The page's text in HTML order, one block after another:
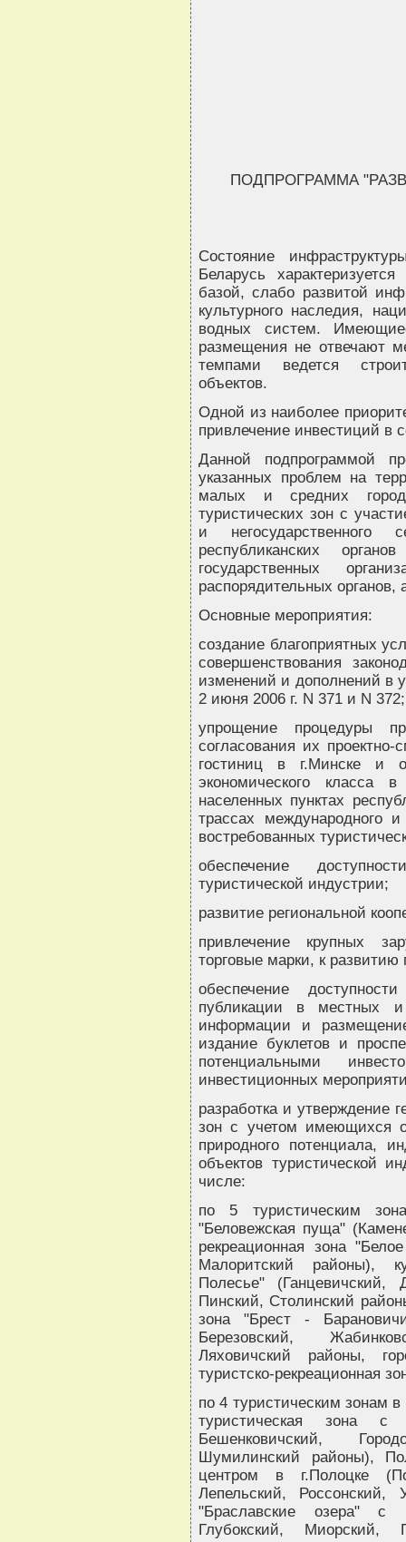
ПОДПРОГРАММА
Состояние
Беларусь
базой, слабо развитой
культурного наследия,
водных систем.
размещения не отвечают
темпами ведется
объектов.
Одной из наиболее
привлечение инвестиций в
Данной подпрограммой
указанных проблем на
малых и средних
туристических зон с
и
республиканских
государственных
распорядительных органов,
Основные мероприятия:
создание благоприятных
совершенствования
изменений и дополнений в
2 июня 2006 г. N 371 и N 372;
упрощение процедуры
согласования их проектно-
гостиниц в г.Минске и
экономического
населенных пунктах
трассах международного
востребованных
обеспечение
туристической индустрии;
развитие региональной
привлечение крупных
торговые марки, к развитию
обеспечение
публикации в местных и
информации и
издание буклетов и
потенциальными
инвестиционных
разработка и утверждение
зон с учетом имеющихся
природного потенциала,
объектов туристической
числе:
по 5 туристическим
"Беловежская пуща"
рекреационная зона
Малоритский районы),
Полесье" (Ганцевичский,
Пинский, Столинский
зона "Брест -
Березовский,
Ляховичский районы,
туристско-рекреационная
по 4 туристическим зонам
туристическая зона с
Бешенковичский,
Шумилинский районы),
центром в г.Полоцке
Лепельский, Россонский,
"Браславские озера" с
Глубокский, Миорский,